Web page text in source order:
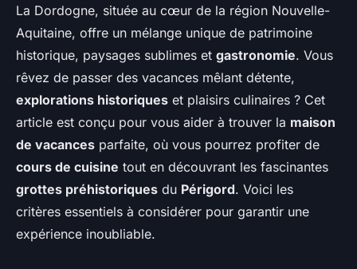
La Dordogne, située au cœur de la région Nouvelle-
Aquitaine, offre un mélange unique de patrimoine
historique, paysages sublimes et gastronomie. Vous
rêvez de passer des vacances mêlant détente,
explorations historiques et plaisirs culinaires ? Cet
article est conçu pour vous aider à trouver la maison
de vacances parfaite, où vous pourrez profiter de
cours de cuisine tout en découvrant les fascinantes
grottes préhistoriques du Périgord. Voici les
critères essentiels à considérer pour garantir une
expérience inoubliable.